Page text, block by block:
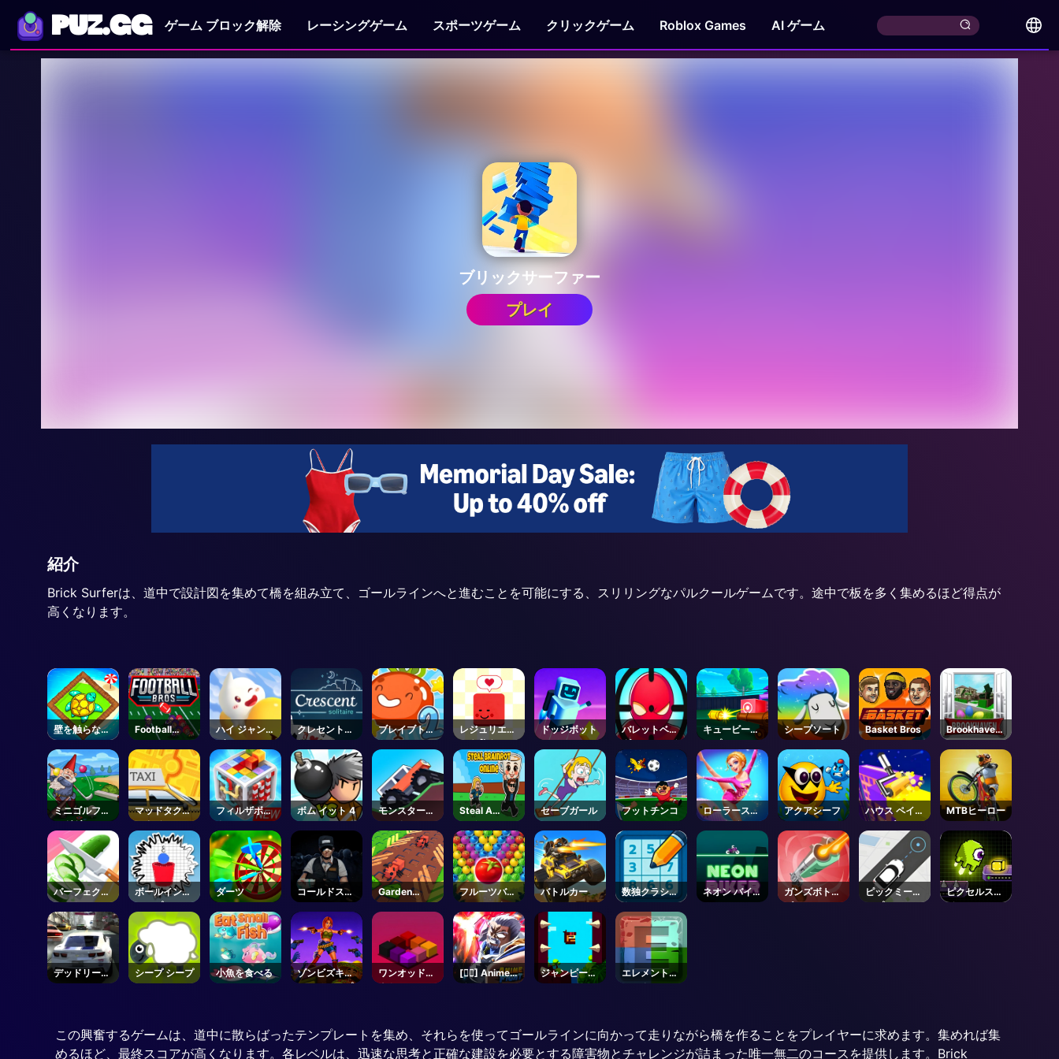
PUZ.GG ゲーム ブロック解除 レーシングゲーム スポーツゲーム クリックゲーム Roblox Games AI ゲーム
ブリックサーファー
プレイ
紹介
Brick Surferは、道中で設計図を集めて橋を組み立て、ゴールラインへと進むことを可能にする、スリリングなパルクールゲームです。途中で板を多く集めるほど得点が
高くなります。
壁を触らない
で
Football
Bros
Unblocked
ハイ ジャンプ
ゲーム
クレセントソ
リティア
ブレイブトマ
ト
レジュリエッ
トを救え
ドッジボット
バレットベン
ダーオンライ
ン
キュービーザ
ップ
シープソート Basket Bros
Brookhaven
🏡RP -
Roblox
ミニゴルフキ
ングダム
マッドタクシ
ータイム
フィルザボッ
クス
ボム イット 4
モンスタート
ラック
Steal A
Brainrot -
Unblocked
Online
Games
セーブガール フットチンコ
ローラースキ
ー・クイーン
アクアシーフ
ハウス ペイン
ト パズル
MTBヒーロー
パーフェクト
カット
ボールインザ
カップ
ダーツ
コールドステ
ーション
Garden
Tower
Roblox
フルーツバブ
ルシューター
ズ
バトルカー
数独クラシッ
ク
ネオン バイカ
ー
ガンズボトル
ズ
ピックミーア
ップ
ピクセルスラ
イム
デッドリーレ
ース
シープ シープ 小魚を食べる
ゾンビズキャ
ン't ジャンプ
ワンオッドア
ウト
[🏴‍☠️] Anime
Fight -
ジャンピー：
ファーストジ
エレメントブ
ロックス
この興奮するゲームは、道中に散らばったテンプレートを集め、それらを使ってゴールラインに向かって走りながら橋を作ることをプレイヤーに求めます。集めれば集
めるほど、最終スコアが高くなります。各レベルは、迅速な思考と正確な建設を必要とする障害物とチャレンジが詰まった唯一無二のコースを提供します。Brick